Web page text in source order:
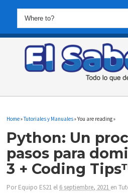
Home»Tutoriales y Manuales» You are reading »
Python: Un
pasos para
3 + Coding
PorEquipo ES21 el 6 septiembre, 2021 en